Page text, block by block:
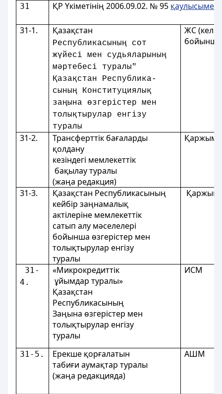
31 ҚР Үкіметінің 2006.09.02. № 95 қаулысымен
31-1. Қазақстан
Республикасының сот
жүйесi мен судьяларының
мәртебесi туралы"
Қазақстан Республика-
сының Конституциялық
заңына өзгерістер мен
толықтырулар енгізу
туралы
ЖС
31-2.
Трансферттік бағаларды
қолдану
кезіндегі мемлекеттік
бақылау туралы
(жаңа редакция)
31-3.
Қазақстан Республикасының
кейбір заңнамалық
актілеріне мемлекеттік
сатып алу мәселелерi
бойынша өзгерістер мен
толықтырулар енгізу
туралы
31-
4.
«Микрокредиттік
ұйымдар туралы»
Қазақстан
Республикасының
Заңына өзгерістер мен
толықтырулар енгізу
туралы
ИСМ
31-5.
Ерекше қорғалатын
табиғи аумақтар туралы
(жаңа редакцияда)
АШМ